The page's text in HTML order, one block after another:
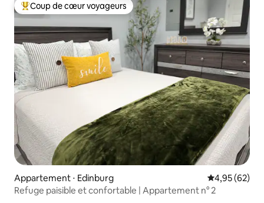
Coups de cœur voyageurs les plus appréciés
Coup de cœur voyageurs
Appartement ⋅ Edinburg Évaluation
4,95 (62)
Refuge paisible et confortable | Appartement n° 2